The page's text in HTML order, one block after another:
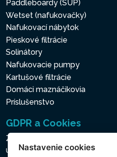
Paddleboardy (SUP)
Wetset (nafukovačky)
Nafukovací nábytok
Pieskové filtrácie
Solinátory
Nafukovacie pumpy
Kartušové filtrácie
Domáci maznáčikovia
Príslušenstvo
GDPR a Cookies
Zásady ochrany osobných a
údajovNastavenie cookies